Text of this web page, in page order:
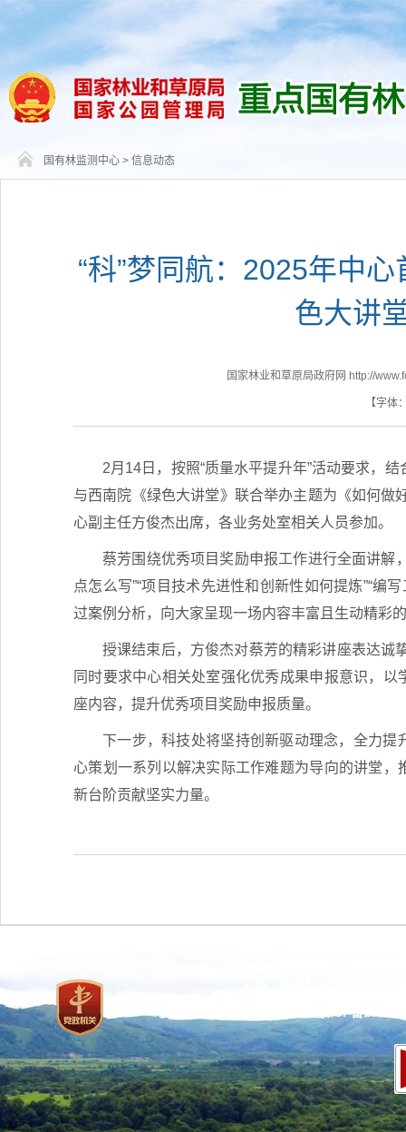
国有林监测中心 > 信息动态
“科”梦同航：2025年中
色大讲
国家林业和草原局政府网 http://
【字体
2月14日，按照“质量水平提升年”活动要求，
与西南院《绿色大讲堂》联合举办主题为《如何
心副主任方俊杰出席，各业务处室相关人员参加。
蔡芳围绕优秀项目奖励申报工作进行全面讲解
点怎么写”“项目技术先进性和创新性如何提炼”“编写
过案例分析，向大家呈现一场内容丰富且生动精彩
授课结束后，方俊杰对蔡芳的精彩讲座表达诚
同时要求中心相关处室强化优秀成果申报意识，
座内容，提升优秀项目奖励申报质量。
下一步，科技处将坚持创新驱动理念，全力提
心策划一系列以解决实际工作难题为导向的讲堂，
新台阶贡献坚实力量。
京ICP备